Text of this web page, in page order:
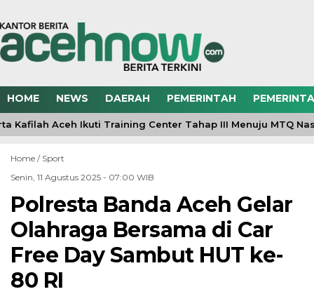
HOME NEWS DAERAH PEMERINTAH
Kafilah Aceh Ikuti Training Center Tahap III Menuju MTQ
Home / Sport
Senin, 11 Agustus 2025 - 07:00 WIB
Polresta Banda Aceh Gelar
Olahraga Bersama di Car
Free Day Sambut HUT ke-
80 RI